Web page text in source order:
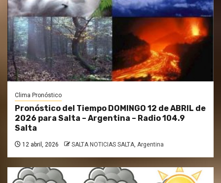
Clima Pronóstico
Pronóstico del Tiempo DOMINGO 12 de ABRIL de
2026 para Salta – Argentina – Radio 104.9
Salta
12 abril, 2026 SALTA NOTICIAS SALTA, Argentina